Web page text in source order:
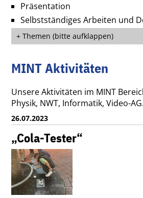
Präsentation
Selbstständiges Arbeiten und
Themen (bitte aufklappen)
MINT Aktivitäten
Unsere Aktivitäten im MINT
Physik, NWT, Informatik, Video-AG.
26.07.2023
„Cola-Tester“